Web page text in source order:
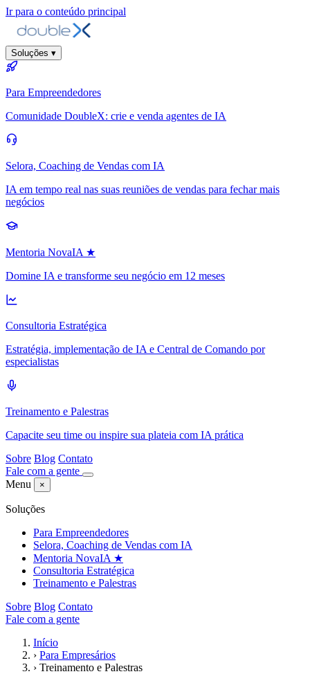
Ir para o conteúdo principal
Soluções ▾
Para Empreendedores
Comunidade DoubleX: crie e venda agentes de IA
Selora, Coaching de Vendas com IA
IA em tempo real nas suas reuniões de vendas para fechar mais
negócios
Mentoria NovaIA ★
Domine IA e transforme seu negócio em 12 meses
Consultoria Estratégica
Estratégia, implementação de IA e Central de Comando por
especialistas
Treinamento e Palestras
Capacite seu time ou inspire sua plateia com IA prática
Sobre Blog Contato
Fale com a gente
Menu
×
Soluções
Para Empreendedores
Selora, Coaching de Vendas com IA
Mentoria NovaIA ★
Consultoria Estratégica
Treinamento e Palestras
Sobre Blog Contato
Fale com a gente
Início
› Para Empresários
› Treinamento e Palestras